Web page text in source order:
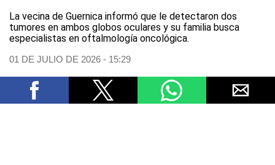
La vecina de Guernica informó que le detectaron dos
tumores en ambos globos oculares y su familia busca
especialistas en oftalmología oncológica.
01 DE JULIO DE 2026 - 15:29